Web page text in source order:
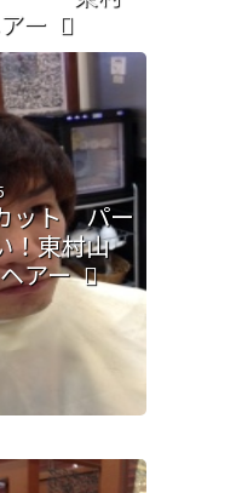
ー
ット パー
！東村山
アー